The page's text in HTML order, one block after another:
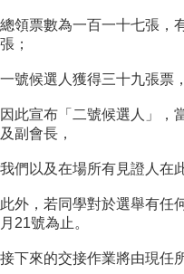
簡
介
本
成
員
博
班
士
總領票數為一百一十七張，
張；
一號候選人獲得三十九張票
因此宣布「二號候選人」，
及副會長，
我們以及在場所有見證人在
此外，若同學對於選舉有任
月21號為止。
接下來的交接作業將由現任